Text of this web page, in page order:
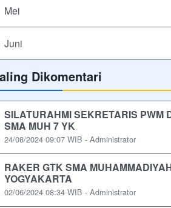
Mei
Juni
Dikomentari
SILATURAHMI SEKRETARIS PWM
SMA MUH 7 YK
24/08/2024 09:07 WIB - Administrator
RAKER GTK SMA
YOGYAKARTA
02/06/2024 08:34 WIB - Administrator